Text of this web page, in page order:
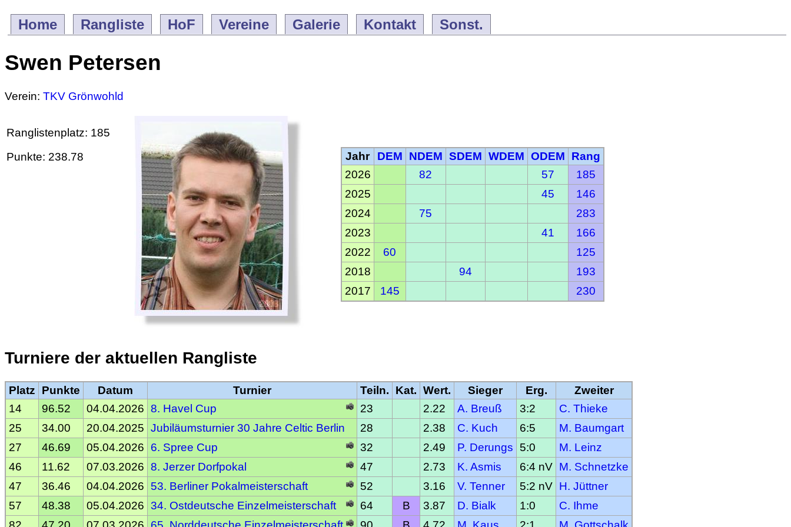
Home Rangliste HoF Vereine Galerie Kontakt Sonst.
Swen Petersen
Verein: TKV Grönwohld
Ranglistenplatz: 185
Punkte: 238.78
Jahr DEM NDEM SDEM WDEM ODEM
Rang
2026
82 57
185
2025
45
146
2024
75
283
2023
41
166
2022
60
125
2018
94
193
2017
145 230
Turniere der aktuellen Rangliste
Platz Punkte Datum Turnier Teiln. Kat. Wert. Sieger Erg.
Zweiter
14
96.52 04.04.2026 8. Havel Cup 23 2.22 A. Breuß 3:2
C. Thieke
25
34.00 20.04.2025 Jubiläumsturnier 30 Jahre Celtic Berlin 28 2.38 C. Kuch 6:5
M. Baumgart
27
46.69 05.04.2026 6. Spree Cup 32 2.49 P. Derungs 5:0
M. Leinz
46
11.62 07.03.2026 8. Jerzer Dorfpokal 47 2.73 K. Asmis 6:4 nV M. Schnetzke
47
36.46 04.04.2026 53. Berliner Pokalmeisterschaft 52 3.16 V. Tenner 5:2 nV H. Jüttner
57
48.38 05.04.2026 34. Ostdeutsche Einzelmeisterschaft 64 B 3.87 D. Bialk 1:0
C. Ihme